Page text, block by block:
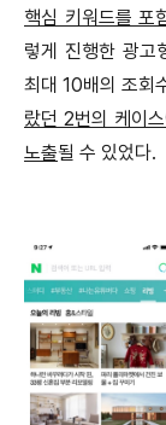
핵심 키워드를 포
렇게 진행한 광고
최대 10배의 조회
랐던 2번의 케이
노출될 수 있었다.